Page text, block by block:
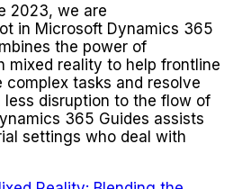
2023, we are
in Microsoft Dynamics 365
the power of
mixed reality to help frontline
complex tasks and resolve
disruption to the flow of
365 Guides assists
settings who deal with